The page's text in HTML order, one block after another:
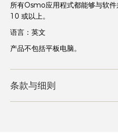
所有Osmo应用程式都能够与软
10 或以上。
语言：英文
产品不包括平板电脑。
条款与细则